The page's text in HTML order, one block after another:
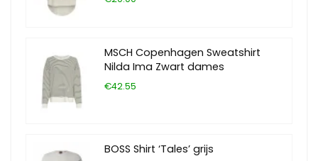
MSCH Copenhagen Sweatshirt
Nilda Ima Zwart dames
€42.55
BOSS Shirt ‘Tales’ grijs